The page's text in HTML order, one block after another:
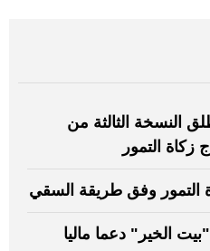
النسخة الثالثة من
زكاة التمور
التمور وفق طريقة السقي
الخير" دعما ماليا